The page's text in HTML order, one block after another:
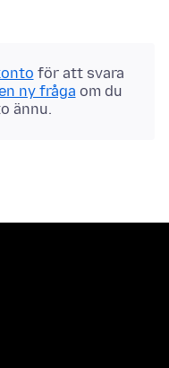
för att svara
ny fråga om du
ännu.